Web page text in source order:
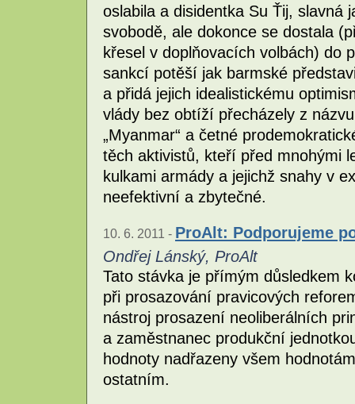
oslabila a disidentka Su Ťij, slavná
svobodě, ale dokonce se dostala
křesel v doplňovacích volbách) do
sankcí potěší jak barmské
a přidá jejich idealistickému
vlády bez obtíží přecházely z
„Myanmar“ a četné
těch aktivistů, kteří před mnohými
kulkami armády a jejichž snahy v
neefektivní a zbytečné.
10. 6. 2011 - ProAlt: Podporujeme
Ondřej Lánský, ProAlt
Tato stávka je přímým důsledkem
při prosazování pravicových
nástroj prosazení neoliberálních
a zaměstnanec produkční
hodnoty nadřazeny všem hodnotám
ostatním.